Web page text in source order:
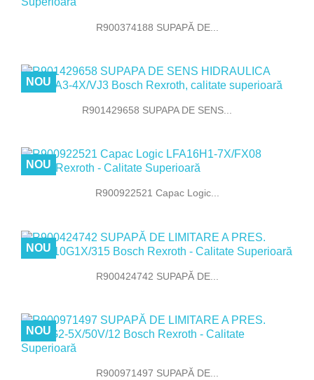
R900374188 SUPAPĂ DE...
R901429658 SUPAPA DE SENS...
NOU
R900922521 Capac Logic...
NOU
R900424742 SUPAPĂ DE...
NOU
R900971497 SUPAPĂ DE...
NOU